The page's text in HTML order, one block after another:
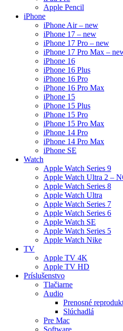
Apple Pencil
iPhone
iPhone Air – new
iPhone 17 – new
iPhone 17 Pro – new
iPhone 17 Pro Max –
iPhone 16
iPhone 16 Plus
iPhone 16 Pro
iPhone 16 Pro Max
iPhone 15
iPhone 15 Plus
iPhone 15 Pro
iPhone 15 Pro Max
iPhone 14 Pro
iPhone 14 Pro Max
iPhone SE
Watch
Apple Watch Series 9
Apple Watch Ultra 2 –
Apple Watch Series 8
Apple Watch Ultra
Apple Watch Series 7
Apple Watch Series 6
Apple Watch SE
Apple Watch Series 5
Apple Watch Nike
TV
Apple TV 4K
Apple TV HD
Príslušenstvo
Tlačiarne
Audio
Prenosné
Slúchadlá
Pre Mac
Software